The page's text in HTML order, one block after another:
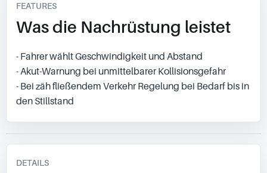
FEATURES
Was die Nachrüstung leistet
- Fahrer wählt Geschwindigkeit und Abstand
- Akut-Warnung bei unmittelbarer Kollisionsgefahr
- Bei zäh fließendem Verkehr Regelung bei Bedarf bis in
den Stillstand
DETAILS